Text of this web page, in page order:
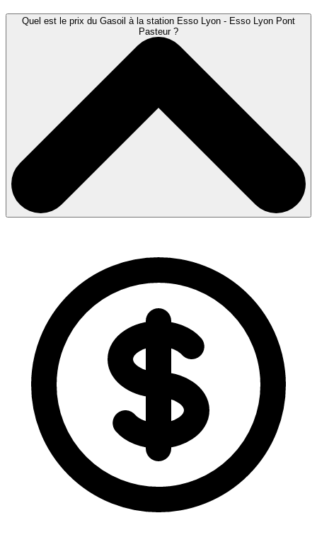
Quel est le prix du Gasoil à la station Esso Lyon - Esso Lyon Pont
Pasteur ?